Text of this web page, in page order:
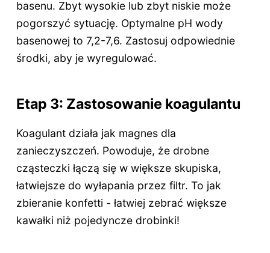
basenu. Zbyt wysokie lub zbyt niskie może
pogorszyć sytuację. Optymalne pH wody
basenowej to 7,2-7,6. Zastosuj odpowiednie
środki, aby je wyregulować.
Etap 3: Zastosowanie koagulantu
Koagulant działa jak magnes dla
zanieczyszczeń. Powoduje, że drobne
cząsteczki łączą się w większe skupiska,
łatwiejsze do wyłapania przez filtr. To jak
zbieranie konfetti - łatwiej zebrać większe
kawałki niż pojedyncze drobinki!